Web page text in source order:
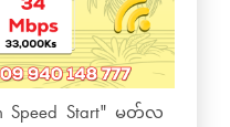
Speed Start" မတ်လ